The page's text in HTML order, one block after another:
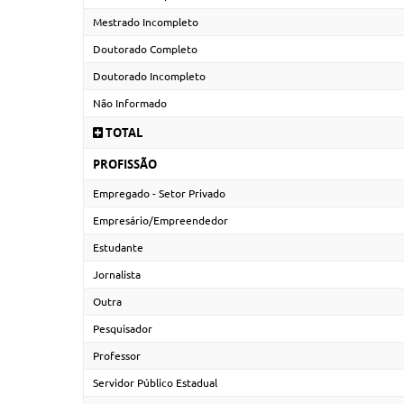
Mestrado Incompleto
Doutorado Completo
Doutorado Incompleto
Não Informado
TOTAL
PROFISSÃO
Empregado - Setor Privado
Empresário/Empreendedor
Estudante
Jornalista
Outra
Pesquisador
Professor
Servidor Público Estadual